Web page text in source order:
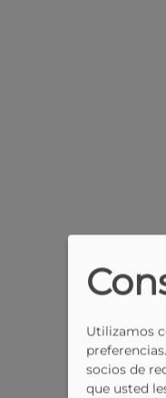
Utilizamos
socios de
que usted